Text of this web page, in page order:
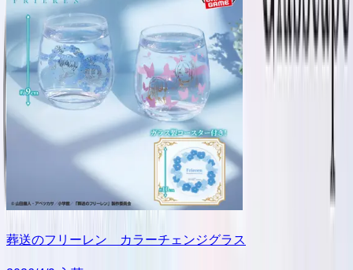
葬送のフリーレン カラーチェンジグラス